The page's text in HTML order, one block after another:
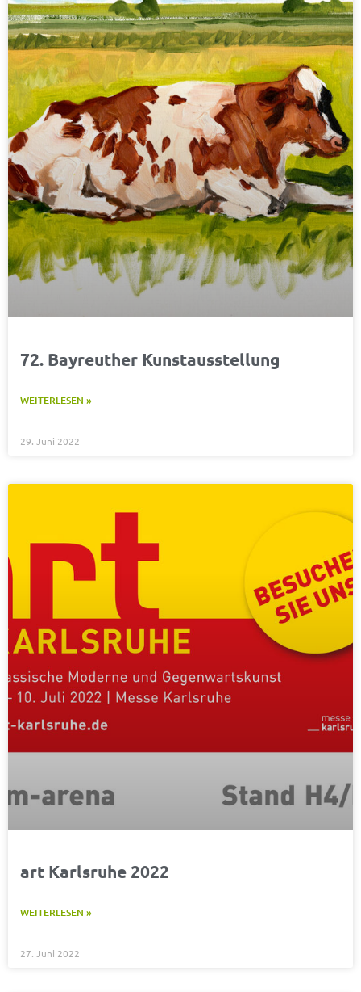
72. Bayreuther Kunstausstellung
WEITERLESEN »
29. Juni 2022
art Karlsruhe 2022
WEITERLESEN »
27. Juni 2022